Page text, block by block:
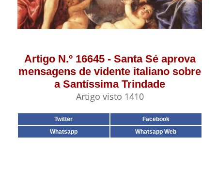
Artigo N.º 16645 - Santa Sé aprova
mensagens de vidente italiano sobre
a Santíssima Trindade
Artigo visto 1410
Twitter
Facebook
Whatsapp
Whatsapp Web